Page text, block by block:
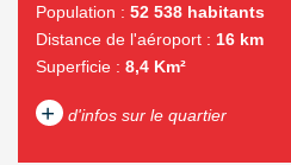
Population : 52 538 habitants
Distance de l'aéroport : 16 km
Superficie : 8,4 Km²
+ d'infos sur le quartier